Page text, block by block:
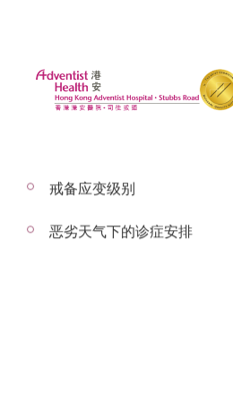
2024年7月31日
生物节
– 以下内容由香港
戒备应变级别
恶劣天气下的诊症安排